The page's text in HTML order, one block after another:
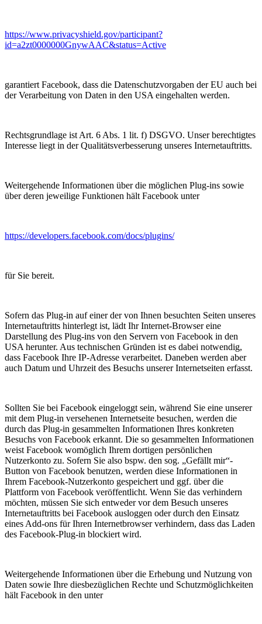
https://www.privacyshield.gov/participant?
id=a2zt0000000GnywAAC&status=Active
garantiert Facebook, dass die Datenschutzvorgaben der EU auch bei
der Verarbeitung von Daten in den USA eingehalten werden.
Rechtsgrundlage ist Art. 6 Abs. 1 lit. f) DSGVO. Unser berechtigtes
Interesse liegt in der Qualitätsverbesserung unseres Internetauftritts.
Weitergehende Informationen über die möglichen Plug-ins sowie
über deren jeweilige Funktionen hält Facebook unter
https://developers.facebook.com/docs/plugins/
für Sie bereit.
Sofern das Plug-in auf einer der von Ihnen besuchten Seiten unseres
Internetauftritts hinterlegt ist, lädt Ihr Internet-Browser eine
Darstellung des Plug-ins von den Servern von Facebook in den
USA herunter. Aus technischen Gründen ist es dabei notwendig,
dass Facebook Ihre IP-Adresse verarbeitet. Daneben werden aber
auch Datum und Uhrzeit des Besuchs unserer Internetseiten erfasst.
Sollten Sie bei Facebook eingeloggt sein, während Sie eine unserer
mit dem Plug-in versehenen Internetseite besuchen, werden die
durch das Plug-in gesammelten Informationen Ihres konkreten
Besuchs von Facebook erkannt. Die so gesammelten Informationen
weist Facebook womöglich Ihrem dortigen persönlichen
Nutzerkonto zu. Sofern Sie also bspw. den sog. „Gefällt mir“-
Button von Facebook benutzen, werden diese Informationen in
Ihrem Facebook-Nutzerkonto gespeichert und ggf. über die
Plattform von Facebook veröffentlicht. Wenn Sie das verhindern
möchten, müssen Sie sich entweder vor dem Besuch unseres
Internetauftritts bei Facebook ausloggen oder durch den Einsatz
eines Add-ons für Ihren Internetbrowser verhindern, dass das Laden
des Facebook-Plug-in blockiert wird.
Weitergehende Informationen über die Erhebung und Nutzung von
Daten sowie Ihre diesbezüglichen Rechte und Schutzmöglichkeiten
hält Facebook in den unter